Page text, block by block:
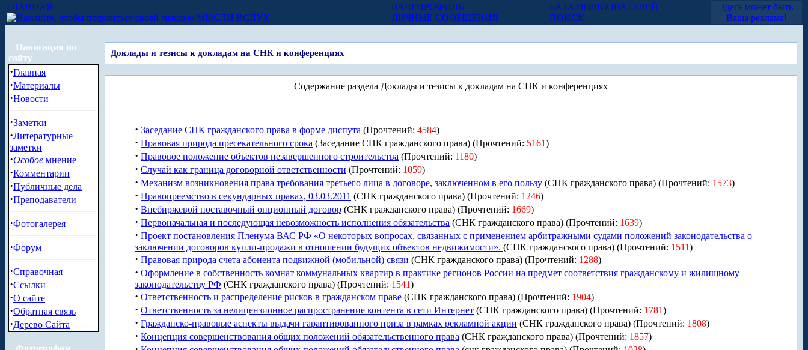
ГЛАВНАЯ
МЫСЛИ ВСЛУХ
ВАШ ПРОФИЛЬ
ЛИЧНЫЕ СООБЩЕНИЯ
БАЗА ПОЛЬЗОВАТЕЛЕЙ
ПОИСК
Здесь может быть
Ваша реклама!
Навигация по
сайту
·Главная
·Материалы
·Новости
·Заметки
·Литературные
заметки
·Особое мнение
·Комментарии
·Публичные дела
·Преподаватели
·Фотогалерея
·Форум
·Справочная
·Ссылки
·О сайте
·Обратная связь
·Дерево Сайта
Доклады и тезисы к докладам на СНК и конференциях
Содержание раздела Доклады и тезисы к докладам на СНК и конференциях
· Заседание СНК гражданского права в форме диспута (Прочтений: 4584)
· Правовая природа пресекательного срока (Заседание СНК гражданского права) (Прочтений: 5161)
· Правовое положение объектов незавершенного строительства (Прочтений: 1180)
· Случай как граница договорной ответственности (Прочтений: 1059)
· Механизм возникновения права требования третьего лица в договоре, заключенном в его пользу (СНК гражданского права) (Прочтений: 1573)
· Правопреемство в секундарных правах, 03.03.2011 (СНК гражданского права) (Прочтений: 1246)
· Внебиржевой поставочный опционный договор (СНК гражданского права) (Прочтений: 1669)
· Первоначальная и последующая невозможность исполнения обязательства (СНК гражданского права) (Прочтений: 1639)
· Проект постановления Пленума ВАС РФ «О некоторых вопросах, связанных с применением арбитражными судами положений законодательства о
заключении договоров купли-продажи в отношении будущих объектов недвижимости». (СНК гражданского права) (Прочтений: 1511)
· Правовая природа счета абонента подвижной (мобильной) связи (СНК гражданского права) (Прочтений: 1288)
· Оформление в собственность комнат коммунальных квартир в практике регионов России на предмет соответствия гражданскому и жилищному
законодательству РФ (СНК гражданского права) (Прочтений: 1541)
· Ответственность и распределение рисков в гражданском праве (СНК гражданского права) (Прочтений: 1904)
· Ответственность за нелицензионное распространение контента в сети Интернет (СНК гражданского права) (Прочтений: 1781)
· Гражданско-правовые аспекты выдачи гарантированного приза в рамках рекламной акции (СНК гражданского права) (Прочтений: 1808)
· Концепция совершенствования общих положений обязательственного права (СНК гражданского права) (Прочтений: 1857)